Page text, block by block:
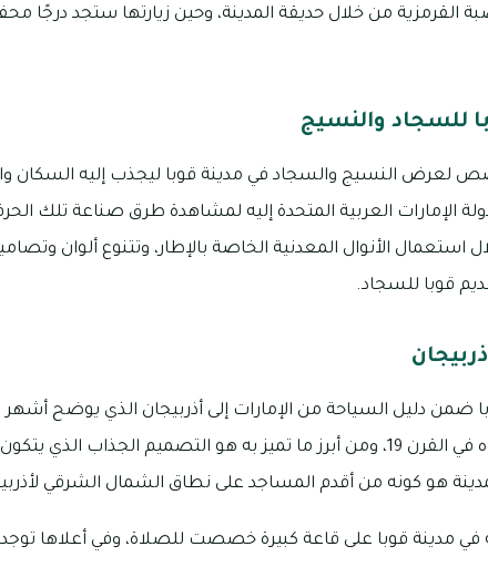
القرمزية من خلال حديقة المدينة، وحين زيارتها ستجد درجًا
للسجاد والنسيج
لعرض النسيج والسجاد في مدينة قوبا ليجذب إليه السكان
الإمارات العربية المتحدة إليه لمشاهدة طرق صناعة تلك
استعمال الأنوال المعدنية الخاصة بالإطار، وتتنوع ألوان
قوبا للسجاد.
ضمن دليل السياحة من الإمارات إلى أذربيجان الذي يوضح
الطبيعية، فقد تم بناؤه في القرن 19، ومن أبرز ما تميز به هو التصميم
هو كونه من أقدم المساجد على نطاق الشمال الشرقي
مدينة قوبا على قاعة كبيرة خصصت للصلاة، وفي أعلاها